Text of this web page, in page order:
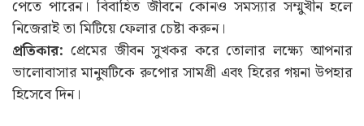
পেতে পারেন। বিবাহিত জীবনে কোনও সমস্যার সম্মুখীন হলে
নিজেরাই তা মিটিয়ে ফেলার চেষ্টা করুন।
প্রতিকার: প্রেমের জীবন সুখকর করে তোলার লক্ষ্যে আপনার
ভালোবাসার মানুষটিকে রুপোর সামগ্রী এবং হিরের গয়না উপহার
হিসেবে দিন।